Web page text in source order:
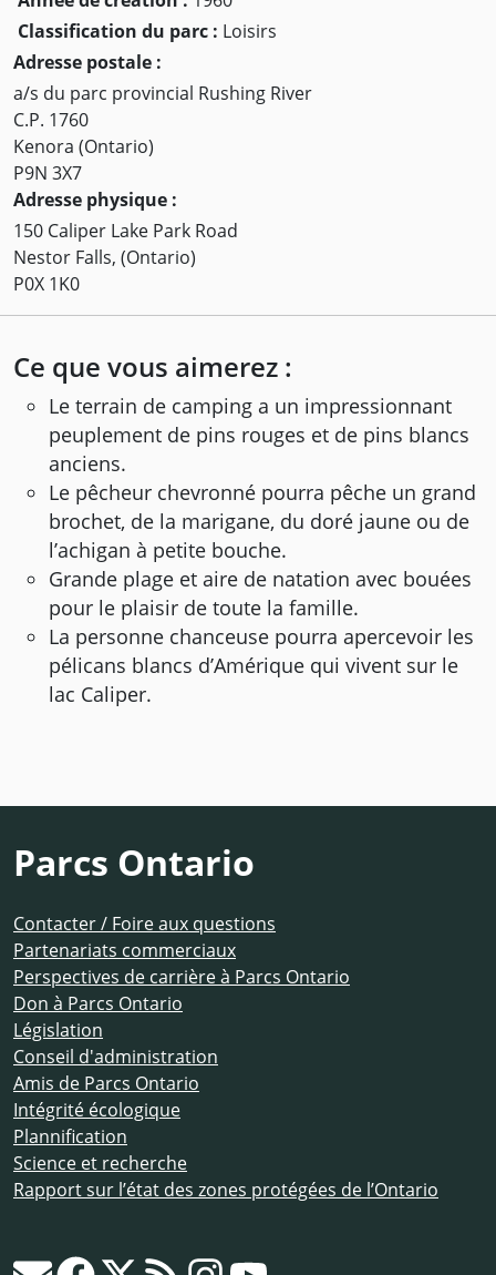
Classification du parc : Loisirs
Adresse postale :
a/s du parc provincial Rushing River
C.P. 1760
Kenora (Ontario)
P9N 3X7
Adresse physique :
150 Caliper Lake Park Road
Nestor Falls, (Ontario)
P0X 1K0
Ce que vous aimerez :
Le terrain de camping a un impressionnant
peuplement de pins rouges et de pins blancs
anciens.
Le pêcheur chevronné pourra pêche un grand
brochet, de la marigane, du doré jaune ou de
l’achigan à petite bouche.
Grande plage et aire de natation avec bouées
pour le plaisir de toute la famille.
La personne chanceuse pourra apercevoir les
pélicans blancs d’Amérique qui vivent sur le
lac Caliper.
Parcs Ontario
Contacter / Foire aux questions
Partenariats commerciaux
Perspectives de carrière à Parcs Ontario
Don à Parcs Ontario
Législation
Conseil d'administration
Amis de Parcs Ontario
Intégrité écologique
Plannification
Science et recherche
Rapport sur l’état des zones protégées de l’Ontario